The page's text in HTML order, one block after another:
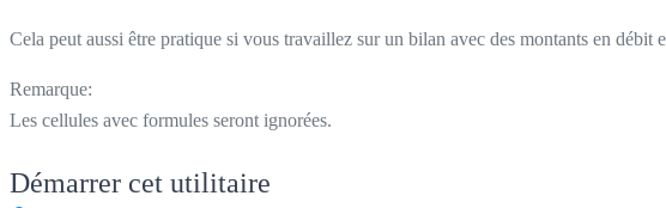
Cela peut aussi être pratique si vous travaillez sur un bilan avec des montants en débit
Remarque:
Les cellules avec formules seront ignorées.
Démarrer cet utilitaire